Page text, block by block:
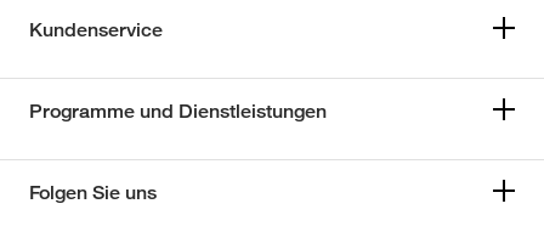
Kundenservice
Programme und Dienstleistungen
Folgen Sie uns